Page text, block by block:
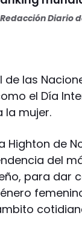
Redacción Diario
las
el Día
la mujer.
Highton de
del
para dar